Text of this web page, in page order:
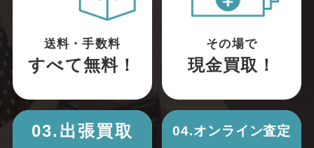
送料・手数料
すべて無料！
その場で
現金買取！
03.出張買取 04.オンライン査定